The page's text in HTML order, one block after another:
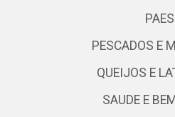
PAES
PESCADOS E
QUEIJOS E
SAUDE E